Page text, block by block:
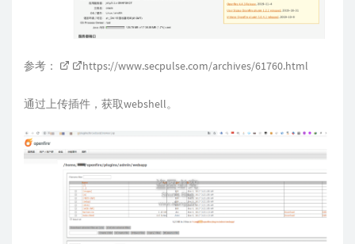
参考： https://www.secpulse.com/archives/61760.html
通过上传插件，获取webshell。